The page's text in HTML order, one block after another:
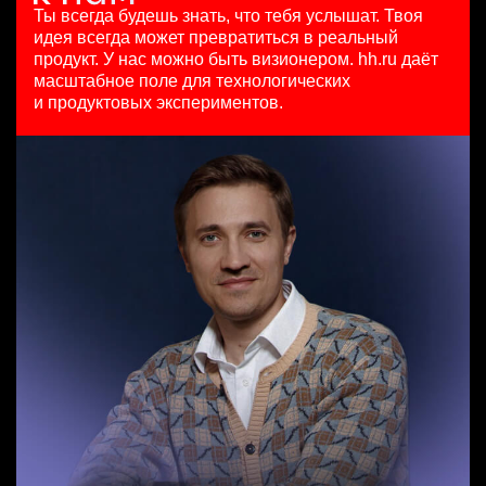
вчера
з/п не указана
Москва
HeadHunter::Коммерческий департамент
Ярославль
Менеджер по продажам в сегменте среднего и крупного
бизнеса
HeadHunter::Телефонные продажи
29 июл. 2026
з/п не указана
Москва
SMM-менеджер
HeadHunter::Департамент маркетинга
15 июл. 2026
з/п не указана
Ташкент
Ты всегда будешь знать, что тебя услышат. Твоя
идея всегда может превратиться в реальный
продукт. У нас можно быть визионером. hh.ru даёт
масштабное поле для технологических
и продуктовых экспериментов.